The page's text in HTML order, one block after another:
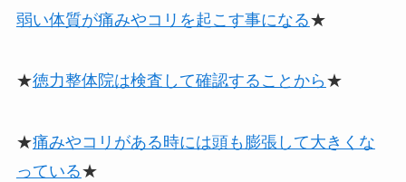
弱い体質が痛みやコリを起こす事になる★
★徳力整体院は検査して確認することから ★
★痛みやコリがある時には頭も膨張して大きくな
っている★